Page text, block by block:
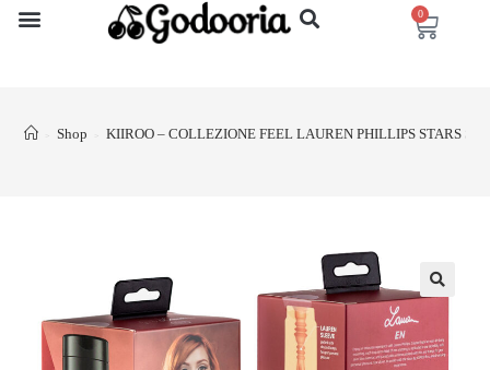
0
> Shop > KIIROO – COLLEZIONE FEEL LAUREN PHILLIPS STARS